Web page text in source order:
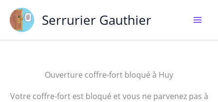
contenu
Serrurier Gauthier
Ouverture coffre-fort bloqué à Huy
Votre coffre-fort est bloqué et vous ne parvenez pas à